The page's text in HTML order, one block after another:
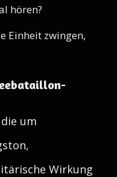
hören?
Einheit zwingen,
um
Wirkung